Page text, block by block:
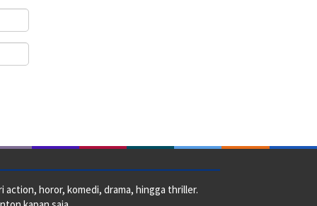
horor, komedi, drama, hingga thriller.